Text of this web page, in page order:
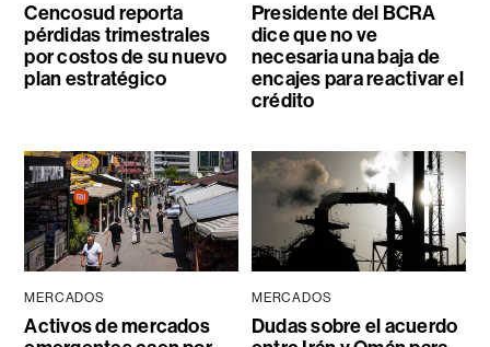
Cencosud reporta
pérdidas trimestrales
por costos de su nuevo
plan estratégico
Presidente del BCRA
dice que no ve
necesaria una baja de
encajes para reactivar el
crédito
MERCADOS
Activos de mercados
MERCADOS
Dudas sobre el acuerdo